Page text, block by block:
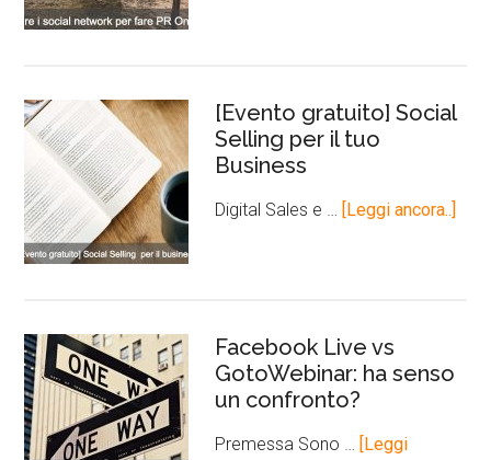
[Evento gratuito] Social
Selling per il tuo
Business
Digital Sales e … [Leggi ancora..]
Facebook Live vs
GotoWebinar: ha senso
un confronto?
Premessa Sono … [Leggi